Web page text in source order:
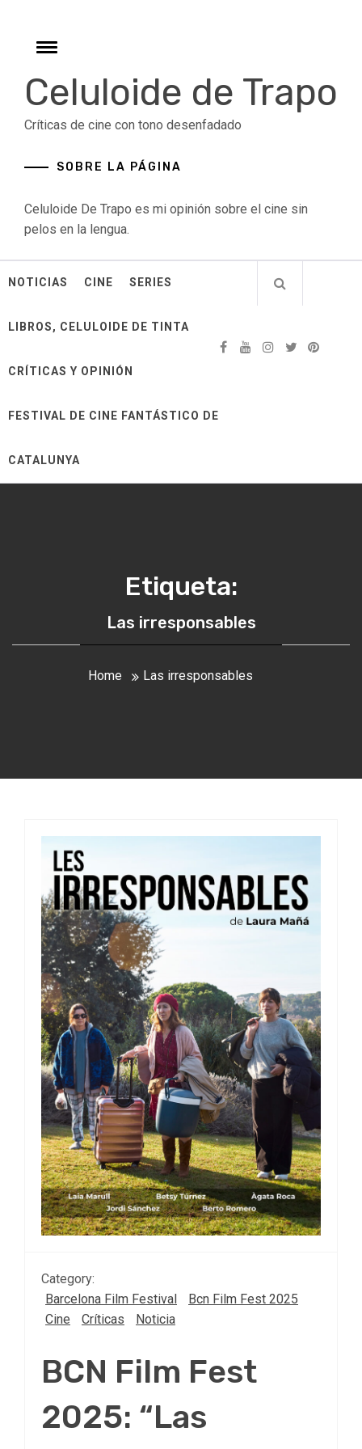
contentToggle
Celuloide de Trapo
Críticas de cine con tono desenfadado
SOBRE LA PÁGINA
Celuloide De Trapo es mi opinión sobre el cine sin
pelos en la lengua.
NOTICIAS CINE SERIES
LIBROS, CELULOIDE DE TINTA
CRÍTICAS Y OPINIÓN
FESTIVAL DE CINE FANTÁSTICO DE
CATALUNYA
Etiqueta:
Las irresponsables
Home Las irresponsables
Category:
Barcelona Film Festival
Bcn Film Fest 2025
Cine
Críticas Noticia
BCN Film Fest
2025: “Las